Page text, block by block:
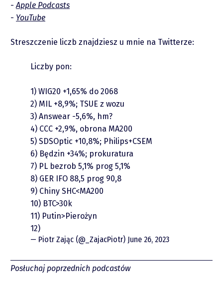
Raporty
Podcasty
Video
piotrek.zajac@pm.me
Twitter
YouTube
Apple Podcasts
YouTube
Streszczenie liczb znajdziesz u mnie na Twitterze:
Liczby pon:
1) WIG20 +1,65% do 2068
2) MIL +8,9%; TSUE z wozu
3) Answear -5,6%, hm?
4) CCC +2,9%, obrona MA200
5) SDSOptic +10,8%; Philips+CSEM
6) Będzin +34%; prokuratura
7) PL bezrob 5,1% prog 5,1%
8) GER IFO 88,5 prog 90,8
9) Chiny SHC<MA200
10) BTC>30k
11) Putin>Pierożyn
12)
— Piotr Zając (@_ZajacPiotr) June 26, 2023
Posłuchaj poprzednich podcastów